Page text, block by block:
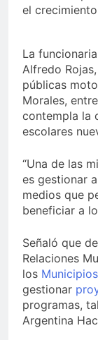
el
La
Alfredo
públicas
Morales,
contempla la
escolares
“Una de las
es gestionar
medios que
beneficiar a
Señaló que
Relaciones
los Municipios
gestionar
programas,
Argentina